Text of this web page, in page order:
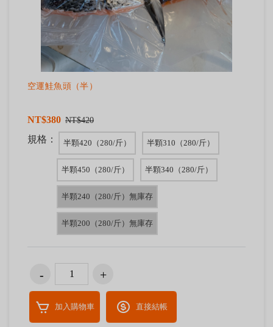
空運鮭魚頭（半）
NT$380 NT$420
規格： 半顆420（280/斤） 半顆310（280/斤）
半顆450（280/斤） 半顆340（280/斤）
半顆240（280/斤）無庫存
半顆200（280/斤）無庫存
加入購物車 直接結帳